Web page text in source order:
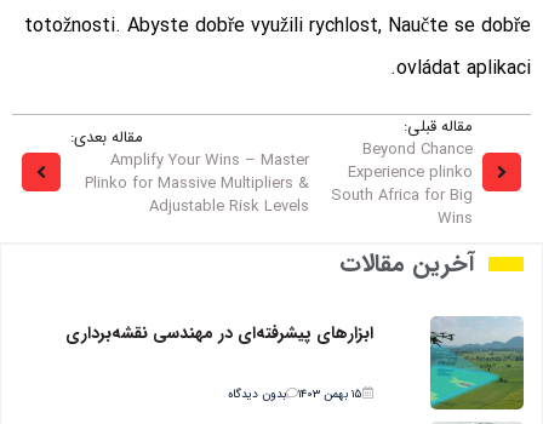
totožnosti. Abyste dobře využili rychlost, Naučte se dobře
ovládat aplikaci.
مقاله قبلی:
Beyond Chance
Experience plinko
South Africa for Big
Wins
مقاله بعدی:
Amplify Your Wins – Master
Plinko for Massive Multipliers &
Adjustable Risk Levels
آخرین مقالات
ابزارهای پیشرفته‌ای در مهندسی نقشه‌برداری
۱۵ بهمن ۱۴۰۳ بدون دیدگاه